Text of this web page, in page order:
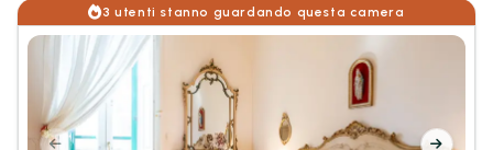
3 utenti stanno guardando questa camera